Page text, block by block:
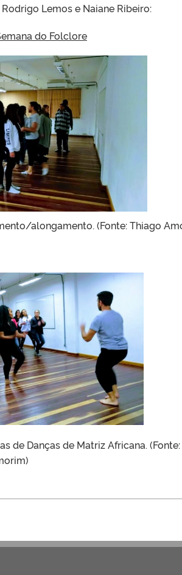
Lemos e Naiane Ribeiro:
do Folclore
alongamento. (Fonte: Thiago
de Danças de Matriz Africana.